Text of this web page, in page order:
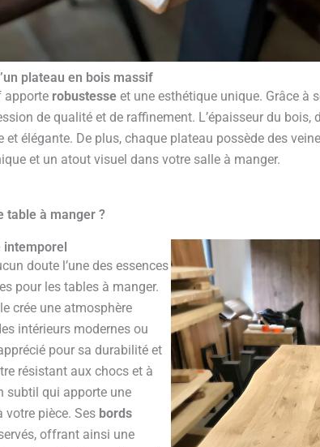
plateau en bois massif
apporte robustesseet une esthétique unique. Grâce à
de qualité et de raffinement. L’épaisseur du bois,
élégante. De plus, chaque plateau possède des
et un atout visuel dans votre salle à manger.
table à manger ?
doute l’une des essences
pour les tables à manger.
crée une atmosphère
intérieurs modernes ou
pour sa durabilité et
résistant aux chocs et à
subtil qui apporte une
pièce. Sesbords
offrant ainsi une